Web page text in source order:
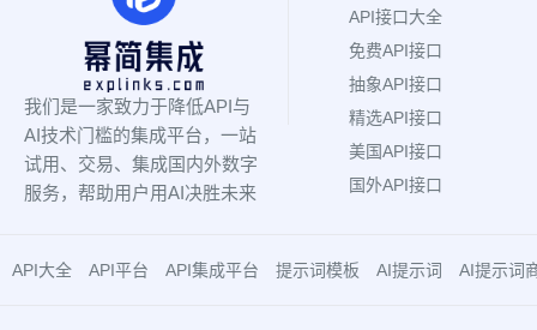
我们是一家致力于降低API与
AI技术门槛的集成平台，一站
试用、交易、集成国内外数字
服务，帮助用户用AI决胜未来
API接口大全
免费API接口
抽象API接口
精选API接口
美国API接口
国外API接口
API大全 API平台 API集成平台 提示词模板 AI提示词 AI提示词